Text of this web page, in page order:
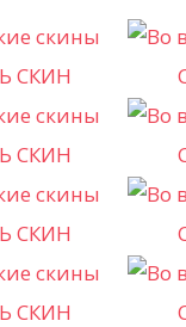
СКИН
СКИН
СКИН
СКИН